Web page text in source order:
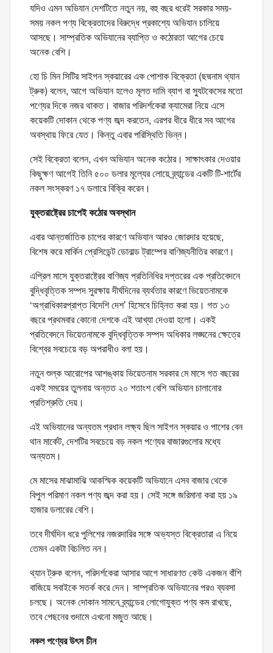
যদিও এমন অভিযান দেশটিতে নতুন নয়, বহু বছর ধরেই সরকার সময়-
সময় নকল পণ্য বিক্রেতাদের বিরুদ্ধে প্রকাশ্যে অভিযান চালিয়ে
আসছে। সাম্প্রতিক অভিযানের ব্যাপ্তি ও কঠোরতা আগের চেয়ে
অনেক বেশি।
হো চি মিন সিটির সাইগন স্কয়ারের এক পোশাক বিক্রেতা (ছদ্মনাম থ্যান
ট্রুক) বলেন, আগে অভিযান হলেও মূলত দামি ব্যাগ বা স্যুটকেসের মতো
পণ্যের দিকে নজর থাকত। বাজার পরিদর্শকেরা ক্যামেরা নিয়ে এসে
কয়েকটি দোকান থেকে পণ্য জব্দ করতেন, এরপর ধীরে ধীরে সব আগের
অবস্থায় ফিরে যেত। কিন্তু এবার পরিস্থিতি ভিন্ন।
সেই বিক্রেতা বলেন, এখন অভিযান অনেক কঠোর। সাক্ষাৎকার দেওয়ার
কিছুক্ষণ আগেই তিনি ৫০০ ডলার মূল্যের লোয়ে ব্র্যান্ডের একটি টি-শার্টের
নকল সংস্করণ ১৭ ডলারে বিক্রি করেন।
যুক্তরাষ্ট্রের চাপেই কঠোর অবস্থান
এবার আন্তর্জাতিক চাপের কারণে অভিযান আরও জোরদার হয়েছে,
বিশেষ করে মার্কিন প্রেসিডেন্ট ডোনাল্ড ট্রাম্পের বাণিজ্যনীতির কারণে।
এপ্রিল মাসে যুক্তরাষ্ট্রের বাণিজ্য প্রতিনিধির দপ্তরের এক প্রতিবেদনে
বুদ্ধিবৃত্তিক সম্পদ সুরক্ষায় দীর্ঘদিনের ব্যর্থতার কারণে ভিয়েতনামকে
‘অগ্রাধিকারপ্রাপ্ত বিদেশি দেশ’ হিসেবে চিহ্নিত করা হয়। গত ১৩
বছরে প্রথমবার কোনো দেশকে এই আখ্যা দেওয়া হলো। একই
প্রতিবেদনে ভিয়েতনামকে বুদ্ধিবৃত্তিক সম্পদ অধিকার লঙ্ঘনের ক্ষেত্রে
বিশ্বের সবচেয়ে বড় অপরাধীও বলা হয়।
নতুন শুল্ক আরোপের আশঙ্কায় ভিয়েতনাম সরকার মে মাসে গত বছরের
একই সময়ের তুলনায় অন্তত ২০ শতাংশ বেশি অভিযান চালানোর
প্রতিশ্রুতি দেয়।
এই অভিযানের অন্যতম প্রধান লক্ষ্য ছিল সাইগন স্কয়ার ও পাশের বেন
থান মার্কেট, দেশটির সবচেয়ে বড় নকল পণ্যের বাজারগুলোর মধ্যে
অন্যতম।
মে মাসের মাঝামাঝি আকস্মিক কয়েকটি অভিযানে এসব বাজার থেকে
বিপুল পরিমাণ নকল পণ্য জব্দ করা হয়। সেই সঙ্গে জরিমানা করা হয় ১৯
হাজার ডলারের বেশি।
তবে দীর্ঘদিন ধরে পুলিশের নজরদারির সঙ্গে অভ্যস্ত বিক্রেতারা এ নিয়ে
তেমন একটা বিচলিত নন।
থ্যান ট্রুক বলেন, পরিদর্শকেরা আসার আগে সাধারণত কেউ একজন বাঁশি
বাজিয়ে সবাইকে সতর্ক করে দেন। সাম্প্রতিক অভিযানের পরও ব্যবসা
চলছে। অনেক দোকান সামনে ব্র্যান্ডের লোগোযুক্ত পণ্য কম রাখছে,
তবে পেছনের গুদামে এখনো মজুত আছে।
নকল পণ্যের উৎস চীন